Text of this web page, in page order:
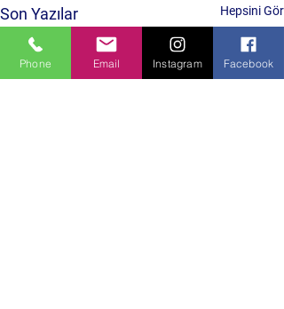
Son Yazılar Hepsini Gör
Phone Email Instagram Facebook